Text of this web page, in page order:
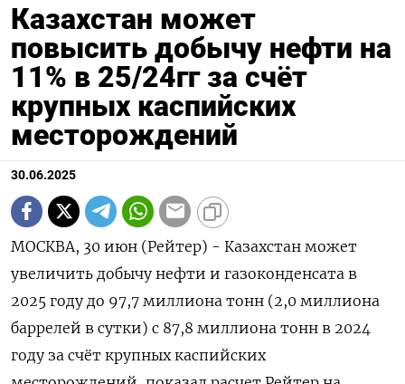
Казахстан может
повысить добычу нефти на
11% в 25/24гг за счёт
крупных каспийских
месторождений
30.06.2025
МОСКВА, 30 июн (Рейтер) - Казахстан может
увеличить добычу нефти и газоконденсата в
2025 году до 97,7 миллиона тонн (2,0 миллиона
баррелей в сутки) с 87,8 миллиона тонн в 2024
году за счёт крупных каспийских